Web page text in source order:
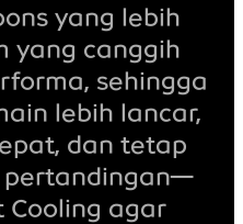
yang lebih
yang canggih
sehingga
lebih lancar,
dan tetap
pertandingan—
Cooling agar